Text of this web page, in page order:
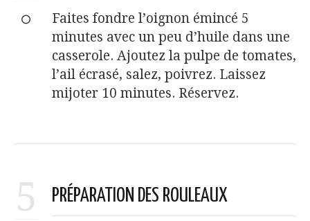
Faites fondre l’oignon émincé 5
minutes avec un peu d’huile dans une
casserole. Ajoutez la pulpe de tomates,
l’ail écrasé, salez, poivrez. Laissez
mijoter 10 minutes. Réservez.
5 PRÉPARATION DES ROULEAUX